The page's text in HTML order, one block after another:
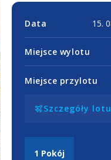
Data
Miejsce wylotu
Miejsce przylotu
Szczegóły lotu
1 Pokój